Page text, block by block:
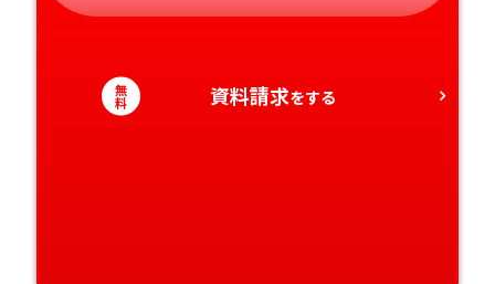
愛知県
香川県
愛媛県
宮崎県
鹿児島県
無
料 資料請求をする